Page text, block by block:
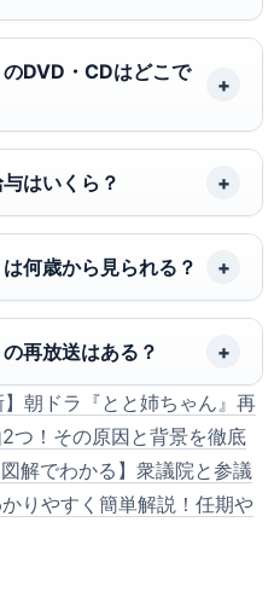
DVD・CDはどこで
はいくら？
何歳から見られる？
再放送はある？
】朝ドラ『とと姉ちゃん』再
つ！その原因と背景を徹底
図解でわかる】衆議院と参議
りやすく簡単解説！任期や